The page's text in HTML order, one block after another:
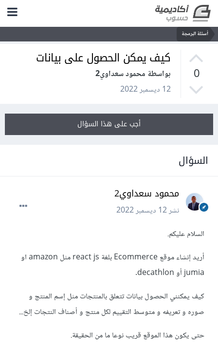
أسئلة البرمجة
0
كيف يمكن الحصول على بيانات
بواسطة محمود سعداوي2
12 ديسمبر 2022
أجب على هذا السؤال
السؤال
محمود سعداوي2
نشر12 ديسمبر 2022
السلام عليكم.
أريد إنشاء موقع Ecommerce بلغة react js مثل amazon او
jumia أو decathlon.
كيف يمكنني الحصول بيانات تتعلق بالمنتجات مثل إسم المنتج و
صوره و تعريفه و متوسط التقييم لكل منتج و أصناف النتجات إلخ...
حتى يكون هذا الموقع قريب نوعا ما من الحقيقة.